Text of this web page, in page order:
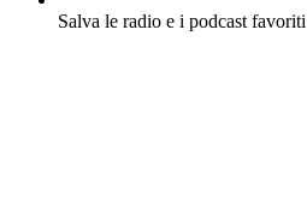
Salva le radio e i podcast favoriti